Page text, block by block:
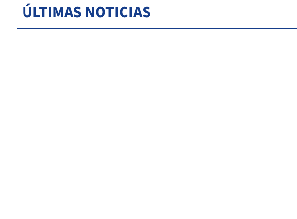
ÚLTIMAS NOTICIAS